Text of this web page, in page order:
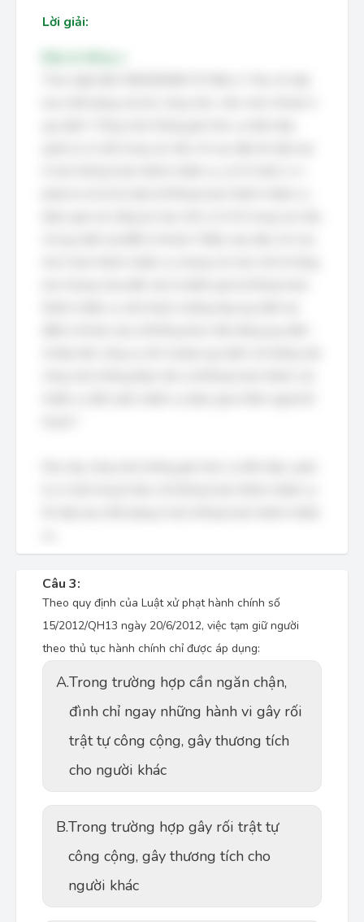
Lời giải:
Câu 3:
Theo quy định của Luật xử phạt hành chính số
15/2012/QH13 ngày 20/6/2012, việc tạm giữ người
theo thủ tục hành chính chỉ được áp dụng:
A.Trong trường hợp cần ngăn chận,
đình chỉ ngay những hành vi gây rối
trật tự công cộng, gây thương tích
cho người khác
B.Trong trường hợp gây rối trật tự
công cộng, gây thương tích cho
người khác